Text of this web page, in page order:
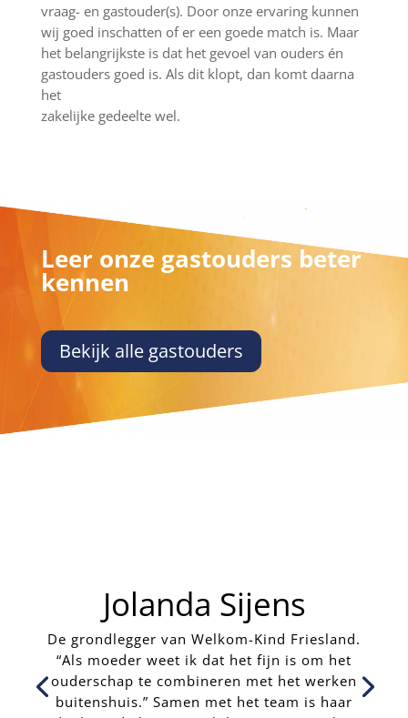
vraag- en gastouder(s). Door onze ervaring kunnen
wij goed inschatten of er een goede match is. Maar
het belangrijkste is dat het gevoel van ouders én
gastouders goed is. Als dit klopt, dan komt daarna
het
zakelijke gedeelte wel.
Leer onze gastouders beter
kennen
Bekijk alle gastouders
Jolanda Sijens
De grondlegger van Welkom-Kind Friesland.
“Als moeder weet ik dat het fijn is om het
ouderschap te combineren met het werken
buitenshuis.” Samen met het team is haar